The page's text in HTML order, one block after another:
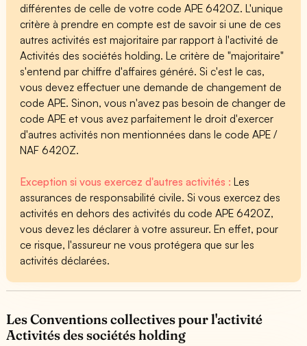
différentes de celle de votre code APE 6420Z. L'unique
critère à prendre en compte est de savoir si une de ces
autres activités est majoritaire par rapport à l'activité de
Activités des sociétés holding. Le critère de "majoritaire"
s'entend par chiffre d'affaires généré. Si c'est le cas,
vous devez effectuer une demande de changement de
code APE. Sinon, vous n'avez pas besoin de changer de
code APE et vous avez parfaitement le droit d'exercer
d'autres activités non mentionnées dans le code APE /
NAF 6420Z.
Exception si vous exercez d'autres activités :Les
assurances de responsabilité civile. Si vous exercez des
activités en dehors des activités du code APE 6420Z,
vous devez les déclarer à votre assureur. En effet, pour
ce risque, l'assureur ne vous protégera que sur les
activités déclarées.
Les Conventions collectives pour l'activité
Activités des sociétés holding